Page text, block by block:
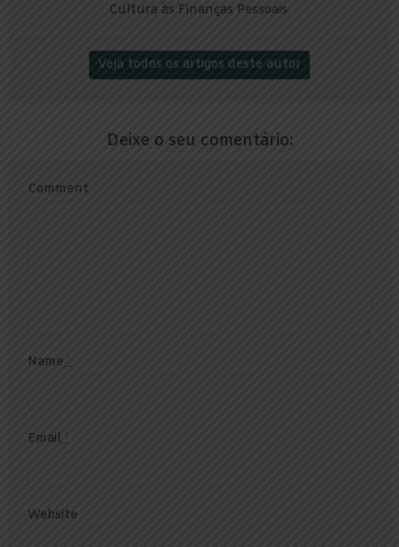
Cultura às Finanças Pessoais.
Veja todos os artigos deste autor
Deixe o seu comentário:
Comment
Name *
Email *
Website